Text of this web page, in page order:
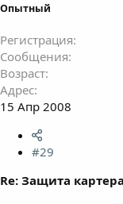
Опытный
Регистрация
Сообщения
Возраст
Адрес
15 Апр 2008
#29
Re: Защита картера